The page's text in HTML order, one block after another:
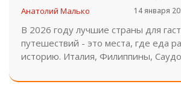
Анатолий Малько 14 января
В 2026 году лучшие страны для
путешествий - это места, где еда
историю. Италия, Филиппины,
культуру, традиции и живое